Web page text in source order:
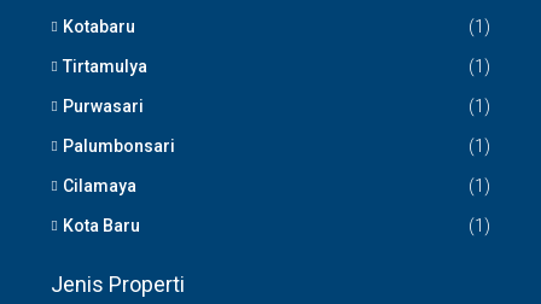
Kotabaru (1)
Tirtamulya (1)
Purwasari (1)
Palumbonsari (1)
Cilamaya (1)
Kota Baru (1)
Jenis Properti